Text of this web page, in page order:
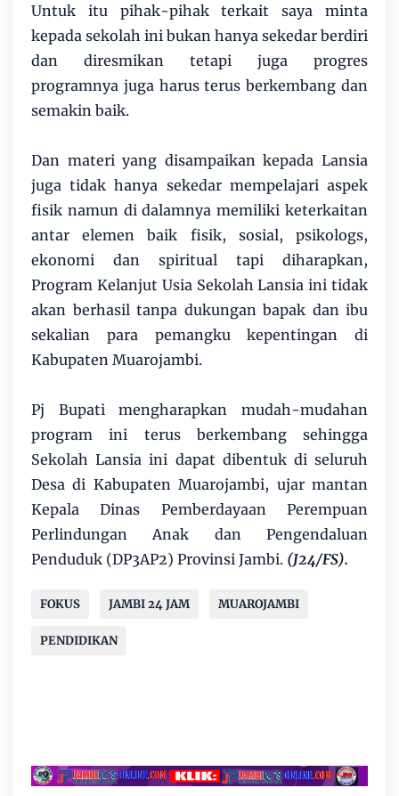
Untuk itu pihak-pihak terkait saya minta
kepada sekolah ini bukan hanya sekedar berdiri
dan diresmikan tetapi juga progres
programnya juga harus terus berkembang dan
semakin baik.
Dan materi yang disampaikan kepada Lansia
juga tidak hanya sekedar mempelajari aspek
fisik namun di dalamnya memiliki keterkaitan
antar elemen baik fisik, sosial, psikologs,
ekonomi dan spiritual tapi diharapkan,
Program Kelanjut Usia Sekolah Lansia ini tidak
akan berhasil tanpa dukungan bapak dan ibu
sekalian para pemangku kepentingan di
Kabupaten Muarojambi.
Pj Bupati mengharapkan mudah-mudahan
program ini terus berkembang sehingga
Sekolah Lansia ini dapat dibentuk di seluruh
Desa di Kabupaten Muarojambi, ujar mantan
Kepala Dinas Pemberdayaan Perempuan
Perlindungan Anak dan Pengendaluan
Penduduk (DP3AP2) Provinsi Jambi. (J24/FS).
FOKUS JAMBI 24 JAM MUAROJAMBI
PENDIDIKAN